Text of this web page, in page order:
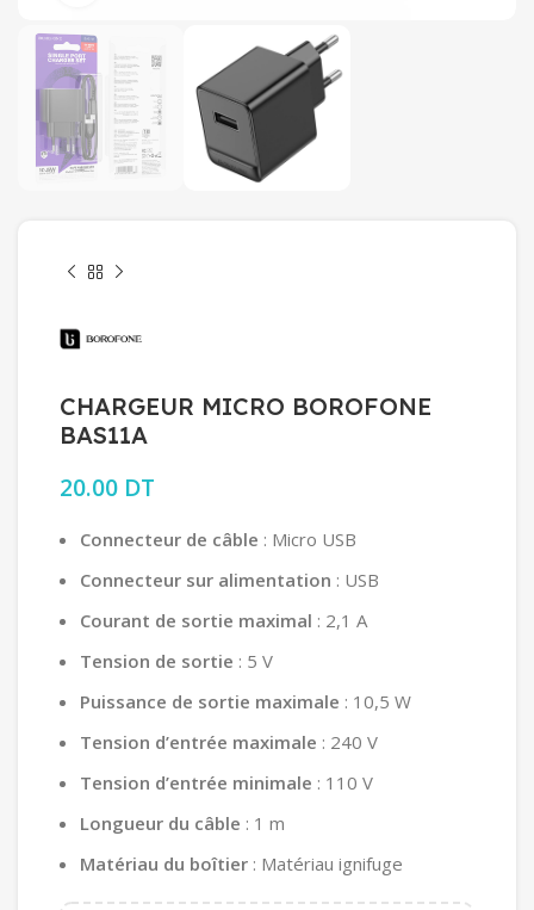
CHARGEUR MICRO BOROFONE
BAS11A
20.00 DT
Connecteur de câble : Micro USB
Connecteur sur alimentation : USB
Courant de sortie maximal : 2,1 A
Tension de sortie : 5 V
Puissance de sortie maximale : 10,5 W
Tension d’entrée maximale : 240 V
Tension d’entrée minimale : 110 V
Longueur du câble : 1 m
Matériau du boîtier : Matériau ignifuge